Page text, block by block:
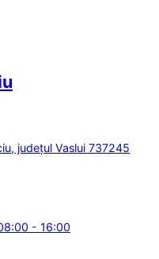
județul Vaslui 737245
- 16:00